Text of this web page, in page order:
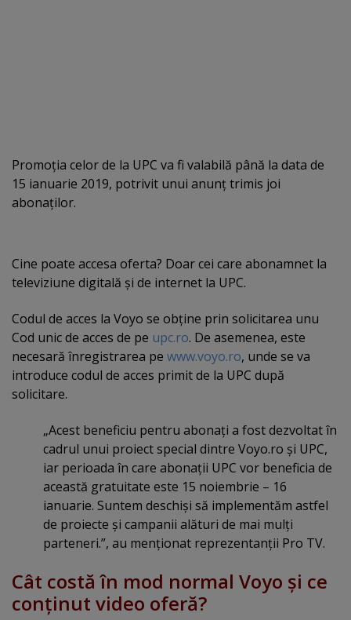
Promoţia celor de la UPC va fi valabilă până la data de
15 ianuarie 2019, potrivit unui anunţ trimis joi
abonaţilor.
Cine poate accesa oferta? Doar cei care abonamnet la
televiziune digitală şi de internet la UPC.
Codul de acces la Voyo se obţine prin solicitarea unu
Cod unic de acces de pe upc.ro. De asemenea, este
necesară înregistrarea pe www.voyo.ro, unde se va
introduce codul de acces primit de la UPC după
solicitare.
„Acest beneficiu pentru abonaţi a fost dezvoltat în
cadrul unui proiect special dintre Voyo.ro şi UPC,
iar perioada în care abonaţii UPC vor beneficia de
această gratuitate este 15 noiembrie – 16
ianuarie. Suntem deschişi să implementăm astfel
de proiecte şi campanii alături de mai mulţi
parteneri.”, au menţionat reprezentanţii Pro TV.
Cât costă în mod normal Voyo şi ce
conţinut video oferă?